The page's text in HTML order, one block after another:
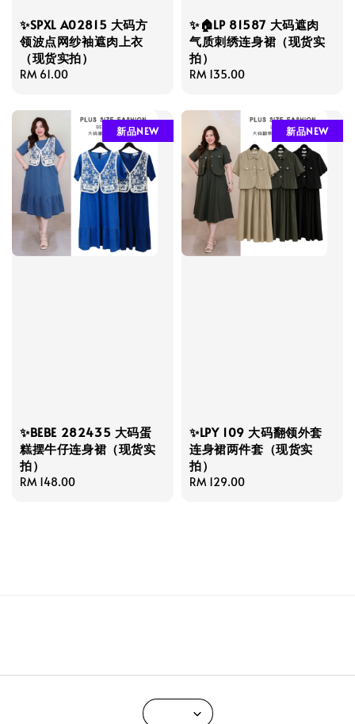
✨SPXL A02815 大码方
领波点网纱袖遮肉上衣
（现货实拍）
Regular
RM 61.00
✨🏠LP 81587 大码遮肉
气质刺绣连身裙（现货实
拍）
Regular
RM 135.00
新品NEW
✨BEBE 282435 大码蛋
糕摆牛仔连身裙（现货实
拍）
Regular
RM 148.00
新品NEW
✨LPY 109 大码翻领外套
连身裙两件套（现货实
拍）
Regular
RM 129.00